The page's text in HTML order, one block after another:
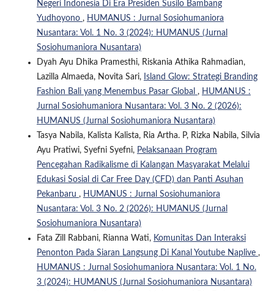
Negeri Indonesia Di Era Presiden Susilo Bambang
Yudhoyono , HUMANUS : Jurnal Sosiohumaniora
Nusantara: Vol. 1 No. 3 (2024): HUMANUS (Jurnal
Sosiohumaniora Nusantara)
Dyah Ayu Dhika Pramesthi, Riskania Athika Rahmadian,
Lazilla Almaeda, Novita Sari, Island Glow: Strategi Branding
Fashion Bali yang Menembus Pasar Global , HUMANUS :
Jurnal Sosiohumaniora Nusantara: Vol. 3 No. 2 (2026):
HUMANUS (Jurnal Sosiohumaniora Nusantara)
Tasya Nabila, Kalista Kalista, Ria Artha. P, Rizka Nabila, Silvia
Ayu Pratiwi, Syefni Syefni, Pelaksanaan Program
Pencegahan Radikalisme di Kalangan Masyarakat Melalui
Edukasi Sosial di Car Free Day (CFD) dan Panti Asuhan
Pekanbaru , HUMANUS : Jurnal Sosiohumaniora
Nusantara: Vol. 3 No. 2 (2026): HUMANUS (Jurnal
Sosiohumaniora Nusantara)
Fata Zill Rabbani, Rianna Wati, Komunitas Dan Interaksi
Penonton Pada Siaran Langsung Di Kanal Youtube Naplive ,
HUMANUS : Jurnal Sosiohumaniora Nusantara: Vol. 1 No.
3 (2024): HUMANUS (Jurnal Sosiohumaniora Nusantara)